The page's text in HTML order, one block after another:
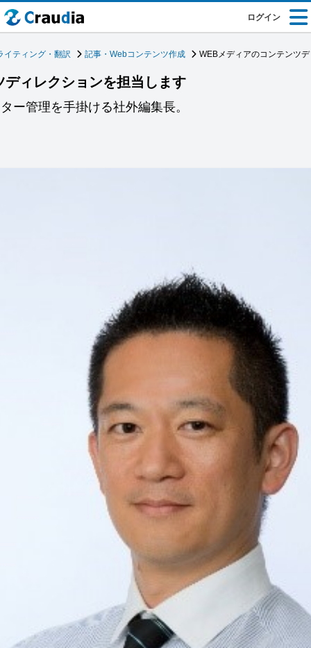
ログイン
イティング・翻訳 記事・Webコンテンツ作成 WEBメディアのコンテンツ
ィレクションを担当します
ー管理を手掛ける社外編集長。